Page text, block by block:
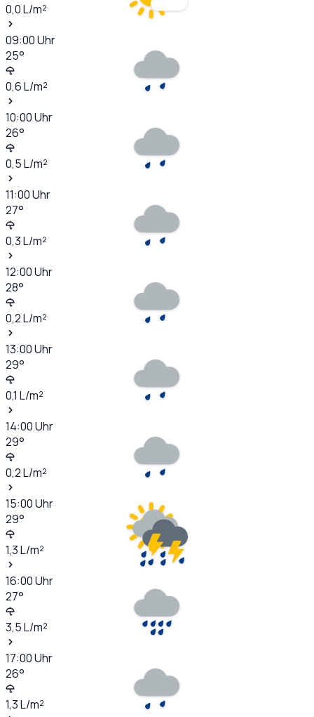
0,0L/m²
09:00Uhr
25°
0,6L/m²
10:00Uhr
26°
0,5L/m²
11:00Uhr
27°
0,3L/m²
12:00Uhr
28°
0,2L/m²
13:00Uhr
29°
0,1 L/m²
14:00Uhr
29°
0,2L/m²
15:00Uhr
29°
1,3L/m²
16:00Uhr
27°
3,5L/m²
17:00Uhr
26°
1,3L/m²